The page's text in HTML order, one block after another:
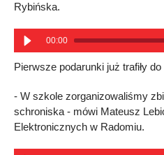
Rybińska.
00:00
Pierwsze podarunki już trafiły
- W szkole zorganizowaliśmy
schroniska - mówi Mateusz
Elektronicznych w Radomiu.